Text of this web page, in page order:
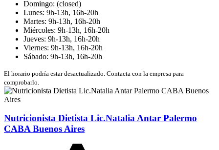
Domingo: (closed)
Lunes: 9h-13h, 16h-20h
Martes: 9h-13h, 16h-20h
Miércoles: 9h-13h, 16h-20h
Jueves: 9h-13h, 16h-20h
Viernes: 9h-13h, 16h-20h
Sábado: 9h-13h, 16h-20h
El horario podría estar desactualizado. Contacta con la empresa para
comprobarlo.
Nutricionista Dietista Lic.Natalia Antar Palermo
CABA Buenos Aires